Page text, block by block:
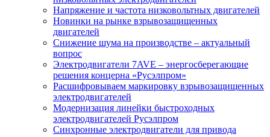
Напряжение и частота низковольтных двигателей
Новинки на рынке взрывозащищенных
двигателей
Снижение шума на производстве – актуальный
вопрос
Электродвигатели 7AVE – энергосберегающие
решения концерна «Русэлпром»
Расшифровываем маркировку взрывозащищенных
электродвигателей
Модернизация линейки быстроходных
электродвигателей Русэлпром
Синхронные электродвигатели для привода